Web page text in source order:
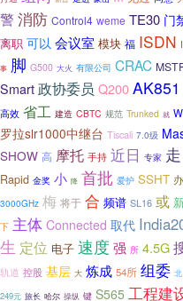
警 消防 Control4 weme TE30 门
离职 可以 会议室 模块 福 ISDN
事 脚 G500 大火 有限公司 CRAC
Smart 政协委员 Q200AK851
高效 省工 建造 CBTC 规范 Trunked 就
罗拉slr1000中继台 Tiscali 7.0级
SHOW 高 摩托 手持 近日 专家 走
Rapid 金奖 小 降 首批 爱护 SSHT
3000GHz 梅 将于 合 频谱 SL16 或
下 主体 Connected 取代
生 定位 电子 速度 强 所 4.5G
轨道 控股 基层 大 炼成 54所 组委 北
249元 旅长 哈尔 操纵 键 S565 工程建